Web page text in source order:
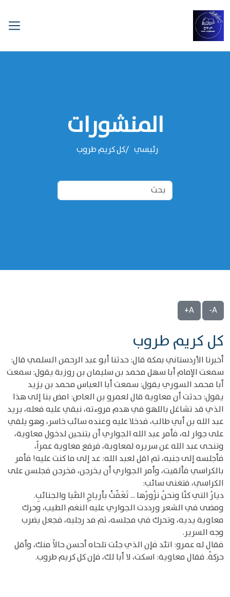
المنشورات
رئيسي كل كريم طروب
A-
A+
كل كريم طروب
أخبرنا الأردستاني بمكة قال: حدثنا أبو عبد الرحمن السلمي قال:
سمعت الإمام أبا سهل محمد بن سليمان بن روزبة يقول: سمعت
أبا محمد السوري يقول: سمعت أبا العباس محمد بن يزيد
يقول: حدثت أن معاوية قال لعمرو بن العاص: امض بنا إلى هذا
الذي قد تشاغل باللهو في هدم مروءته، نبقي عليه فعله، يريد
عبد الله بن أبي طالب، فدخلا عليه وعنده سائب خاسر، وهو يلقي
على جوار له، فأمر عبد الله الجواري أن يتنحين لدخول معاوية،
وتنحى عبد الله عن سريره لمعاوية، فرفع معاوية عمراً،
فأجلسه إلى جنبه، ثم اقل لعبد الله: عد إلى ما كنت عليه! فأمر
بالكراسي فألقيت، وأمر الجواري أن يخرجن، فخرجن فجلسن على
الكراسي، فتغنى سائب:
ديارُ التي كنّا ونحنُ نزُورُها ... تَعَفّتْ بأرياحِ الصَّبا والجنائبِ.
ومضى في الشعر ورددت الجواري عليه النغم الطيب، وحرك
معاوية يديه، وتحرك في مجلسه، ثم مد رجليه، فجعل يضرب
وجه السرير.
فقال له عمرو: اتئد فإن الذي جئت تلحاه أحسن حالاً منك، وأقل
حركةً. فقال معاوية: اسكت، لا أبا لك، فإن كل كريم طروب.